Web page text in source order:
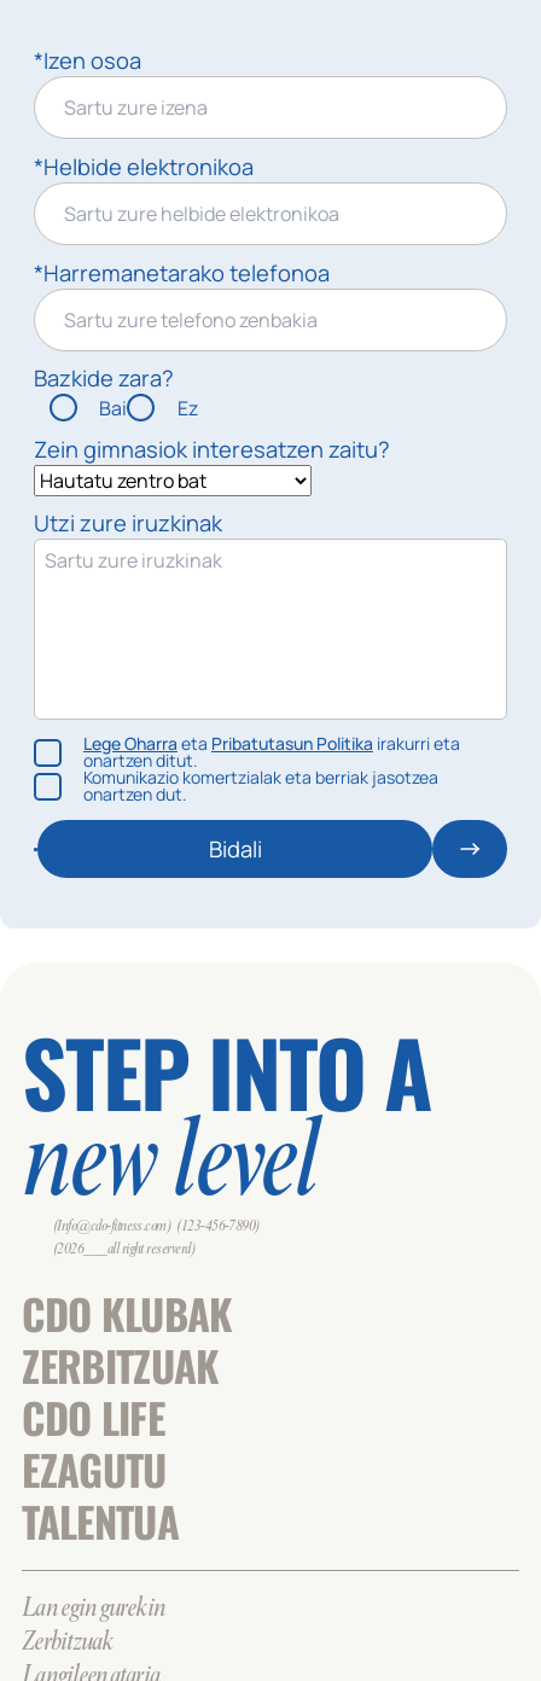
*Izen osoa
*Helbide elektronikoa
*Harremanetarako telefonoa
Bazkide zara?
Bai Ez
Zein gimnasiok interesatzen zaitu?
Utzi zure iruzkinak
Lege Oharra eta Pribatutasun Politika irakurri eta
onartzen ditut.
Komunikazio komertzialak eta berriak jasotzea
onartzen dut.
Bidali
STEP INTO A
new level
(Info@cdo-fitness.com) (123-456-7890)
(2026___all right reserverd)
CDO KLUBAK
ZERBITZUAK
CDO LIFE
EZAGUTU
TALENTUA
Lan egin gurekin
Zerbitzuak